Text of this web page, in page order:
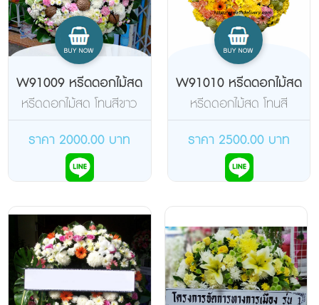
W91009 หรีดดอกไม้สด
หรีดดอกไม้สด โทนสีขาว
ชมพู เขียว
ราคา 2000.00 บาท
W91010 หรีดดอกไม้สด
หรีดดอกไม้สด โทนสี
เหลือง ส้ม โอรส
ราคา 2500.00 บาท